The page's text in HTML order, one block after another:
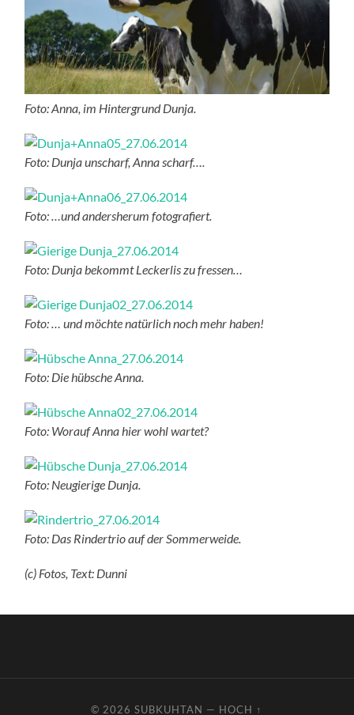
Foto: Anna, im Hintergrund Dunja.
Foto: Dunja unscharf, Anna scharf….
Foto: …und andersherum fotografiert.
Foto: Dunja bekommt Leckerlis zu fressen…
Foto: … und möchte natürlich noch mehr haben!
Foto: Die hübsche Anna.
Foto: Worauf Anna hier wohl wartet?
Foto: Neugierige Dunja.
Foto: Das Rindertrio auf der Sommerweide.
(c) Fotos, Text: Dunni
© 2026SUBKUHTAN — HOCH ↑